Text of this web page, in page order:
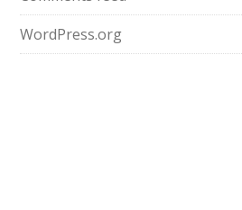
WordPress.org